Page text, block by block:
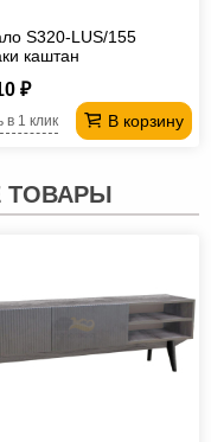
S320-LUS/155
каштан
₽
В корзину
в 1 клик
ТОВАРЫ